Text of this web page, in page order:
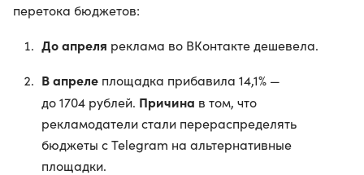
перетока бюджетов:
До апреля реклама во ВКонтакте дешевела.
В апреле площадка прибавила 14,1% —
до 1704 рублей. Причина в том, что
рекламодатели стали перераспределять
бюджеты с Telegram на альтернативные
площадки.